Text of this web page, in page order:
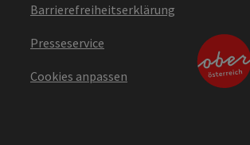
Barrierefreiheitserklärung
Presseservice
Cookies anpassen